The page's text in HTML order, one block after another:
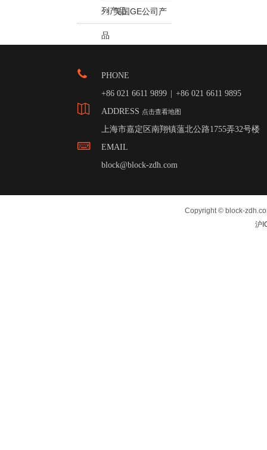
列产品美国GE公司产
品
PHONE
+86 021 6611 9899
+86 021 6611 9895
ADDRESS 点击查看地图
上海市嘉定区南翔镇薀北公路1755弄32号楼
EMAIL
block@block-zdh.com
Copyright © block-
沪